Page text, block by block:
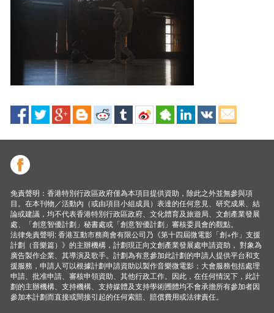
免責聲明：香港特別行政區政府僅為本項目提供資助，除此之外並無參與項
目。在本刊物／活動內（或由項目小組成員）表達的任何意見、研究成果、結
論或建議，均不代表香港特別行政區政府、文化體育及旅遊局、文創產業發展
處、「創意智優計劃」秘書處或「創意智優計劃」審核委員會的觀點。
法律免責聲明: 香港互動市務商會有限公司乃《第十四屆微電影「創+作」支援
計劃（音樂篇）》的主辦機構，計劃現正向文創產業發展處申請資助， 對象為
廣告製作企業、其導演及歌手。計劃為有意參加此計劃的申請人提供平台和支
援服務，申請人可以根據計劃申請資助以製作音樂微電影；大會服務包括處理
申請、批准申請、審核申領資助、其他行政工作。因此，在任何情況下，此計
劃的主辦機構、支持機構、支持媒體及支持學術圑體均不會承擔所有參加者因
參加本計劃而直接或間接引起的任何索賠、賠償費用或法律責任。